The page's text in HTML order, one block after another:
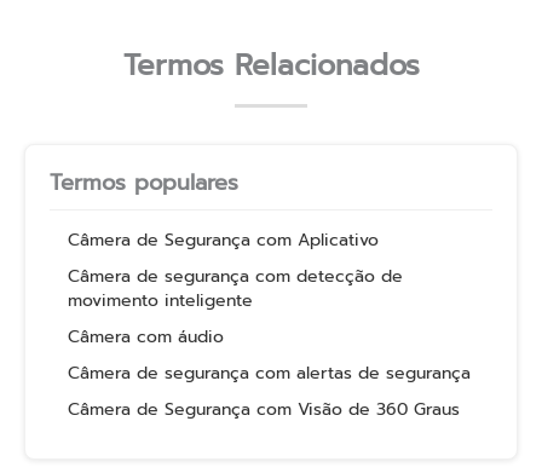
Termos Relacionados
Termos populares
Câmera de Segurança com Aplicativo
Câmera de segurança com detecção de
movimento inteligente
Câmera com áudio
Câmera de segurança com alertas de segurança
Câmera de Segurança com Visão de 360 Graus